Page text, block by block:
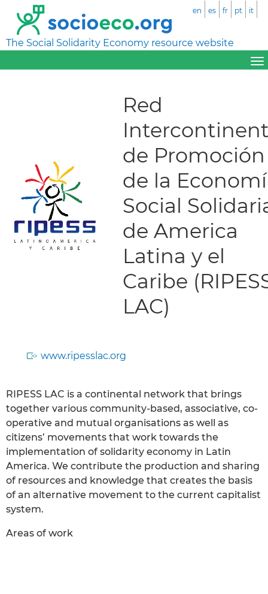
The Social Solidarity Economy resource website
en es fr pt it
Red
de Promoción
de la
Social
de America
Latina y el
Caribe
LAC)
www.ripesslac.org
RIPESS LAC is a continental network that brings
together various community-based, associative, co-
operative and mutual organisations as well as
citizens’ movements that work towards the
implementation of solidarity economy in Latin
America. We contribute the production and sharing
of resources and knowledge that creates the basis
of an alternative movement to the current capitalist
system.
Areas of work